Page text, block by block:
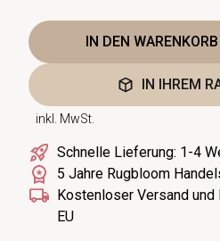
IN DEN
IN IHREM
inkl. MwSt.
Schnelle Lieferung: 1-4
5 Jahre Rugbloom
Kostenloser Versand
EU